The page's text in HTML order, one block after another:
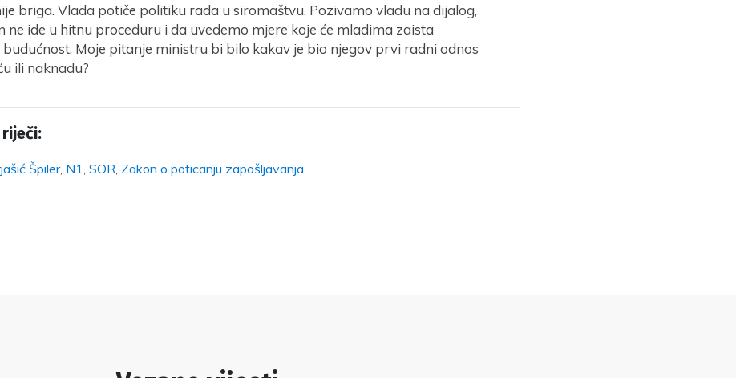
briga. Vlada potiče politiku rada u siromaštvu. Pozivamo vladu na dijalog,
ne ide u hitnu proceduru i da uvedemo mjere koje će mladima zaista
Moje pitanje ministru bi bilo kakav je bio njegov prvi radni odnos
ili naknadu?
Špiler, N1, SOR, Zakon o poticanju zapošljavanja